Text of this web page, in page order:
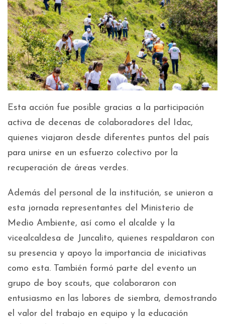
Esta acción fue posible gracias a la participación
activa de decenas de colaboradores del Idac,
quienes viajaron desde diferentes puntos del país
para unirse en un esfuerzo colectivo por la
recuperación de áreas verdes.
Además del personal de la institución, se unieron a
esta jornada representantes del Ministerio de
Medio Ambiente, así como el alcalde y la
vicealcaldesa de Juncalito, quienes respaldaron con
su presencia y apoyo la importancia de iniciativas
como esta. También formó parte del evento un
grupo de boy scouts, que colaboraron con
entusiasmo en las labores de siembra, demostrando
el valor del trabajo en equipo y la educación